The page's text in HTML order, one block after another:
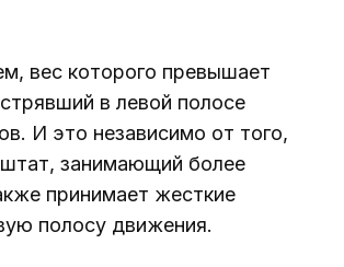
вес которого превышает
в левой полосе
И это независимо от того,
штат, занимающий более
принимает жесткие
полосу движения.